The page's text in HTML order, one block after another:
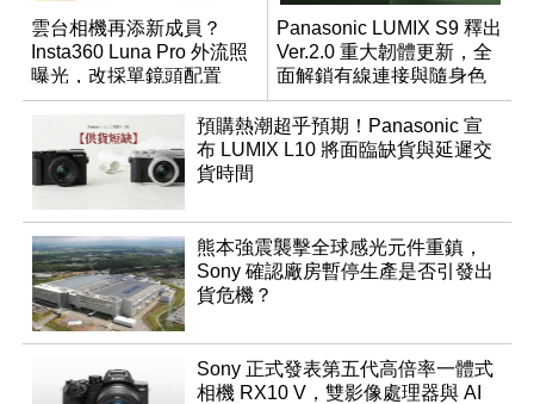
雲台相機再添新成員？
Insta360 Luna Pro 外流照
曝光，改採單鏡頭配置
Panasonic LUMIX S9 釋出
Ver.2.0 重大韌體更新，全
面解鎖有線連接與隨身色
調編輯
預購熱潮超乎預期！Panasonic 宣
布 LUMIX L10 將面臨缺貨與延遲交
貨時間
熊本強震襲擊全球感光元件重鎮，
Sony 確認廠房暫停生產是否引發出
貨危機？
Sony 正式發表第五代高倍率一體式
相機 RX10 V，雙影像處理器與 AI